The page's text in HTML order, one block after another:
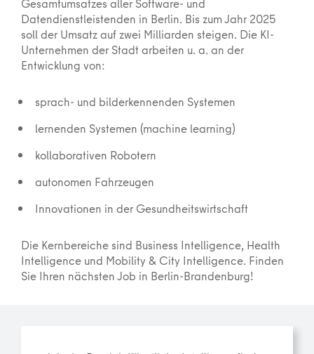
Datendienstleistenden in Berlin. Bis zum Jahr 2025
soll der Umsatz auf zwei Milliarden steigen. Die KI-
Unternehmen der Stadt arbeiten u. a. an der
Entwicklung von:
sprach- und bilderkennenden Systemen
lernenden Systemen (machine learning)
kollaborativen Robotern
autonomen Fahrzeugen
Innovationen in der Gesundheitswirtschaft
Die Kernbereiche sind Business Intelligence, Health
Intelligence und Mobility & City Intelligence. Finden
Sie Ihren nächsten Job in Berlin-Brandenburg!